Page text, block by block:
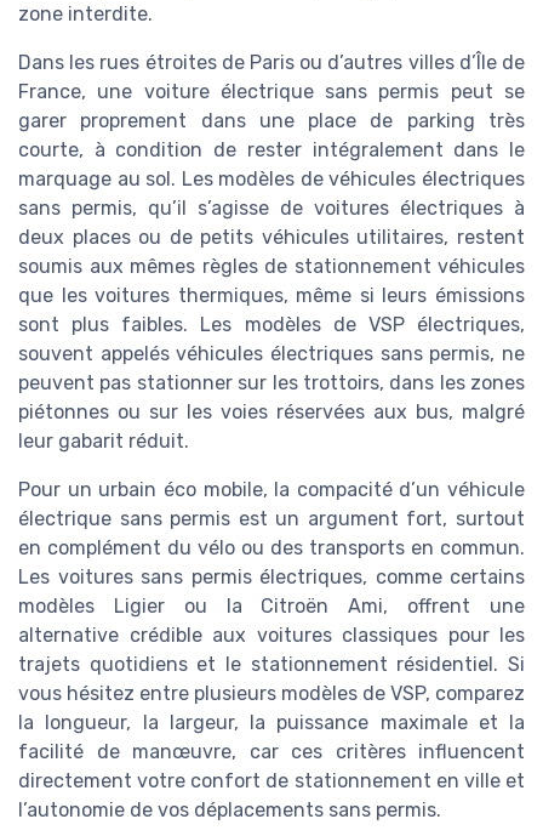
zone interdite.
Dans les rues étroites de Paris ou d’autres villes d’Île de
France, une voiture électrique sans permis peut se
garer proprement dans une place de parking très
courte, à condition de rester intégralement dans le
marquage au sol. Les modèles de véhicules électriques
sans permis, qu’il s’agisse de voitures électriques à
deux places ou de petits véhicules utilitaires, restent
soumis aux mêmes règles de stationnement véhicules
que les voitures thermiques, même si leurs émissions
sont plus faibles. Les modèles de VSP électriques,
souvent appelés véhicules électriques sans permis, ne
peuvent pas stationner sur les trottoirs, dans les zones
piétonnes ou sur les voies réservées aux bus, malgré
leur gabarit réduit.
Pour un urbain éco mobile, la compacité d’un véhicule
électrique sans permis est un argument fort, surtout
en complément du vélo ou des transports en commun.
Les voitures sans permis électriques, comme certains
modèles Ligier ou la Citroën Ami, offrent une
alternative crédible aux voitures classiques pour les
trajets quotidiens et le stationnement résidentiel. Si
vous hésitez entre plusieurs modèles de VSP, comparez
la longueur, la largeur, la puissance maximale et la
facilité de manœuvre, car ces critères influencent
directement votre confort de stationnement en ville et
l’autonomie de vos déplacements sans permis.